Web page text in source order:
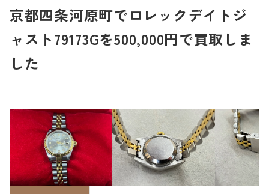
京都四条河原町でロレックデイトジ
ャスト79173Gを500,000円で買取しま
した